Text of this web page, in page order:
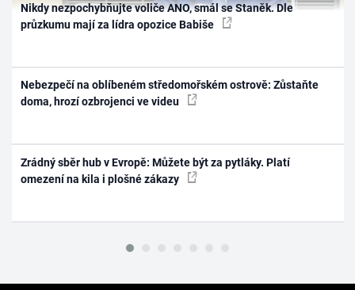
Nikdy nezpochybňujte voliče ANO, smál se Staněk. Dle
průzkumu mají za lídra opozice Babiše
Nebezpečí na oblíbeném středomořském ostrově: Zůstaňte
doma, hrozí ozbrojenci ve videu
Zrádný sběr hub v Evropě: Můžete být za pytláky. Platí
omezení na kila i plošné zákazy